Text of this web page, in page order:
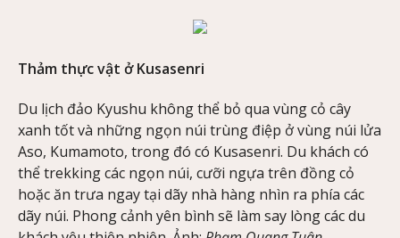
Thảm thực vật ở Kusasenri
Du lịch đảo Kyushu không thể bỏ qua vùng cỏ cây
xanh tốt và những ngọn núi trùng điệp ở vùng núi lửa
Aso, Kumamoto, trong đó có Kusasenri. Du khách có
thể trekking các ngọn núi, cưỡi ngựa trên đồng cỏ
hoặc ăn trưa ngay tại dãy nhà hàng nhìn ra phía các
dãy núi. Phong cảnh yên bình sẽ làm say lòng các du